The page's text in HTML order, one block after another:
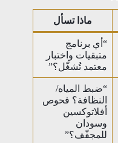
ماذا تسأل
“أي برنامج
متبقيات واختبار
معتمد تُشغّل؟”
“ضبط المياه/
النظافة؟ فحوص
أفلاتوكسين
وسودان
للمجفّف؟”